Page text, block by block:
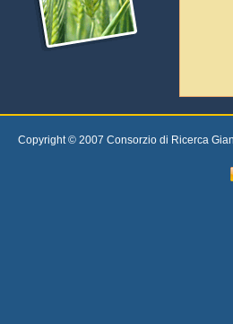
Copyright © 2007 Consorzio di Ricerca